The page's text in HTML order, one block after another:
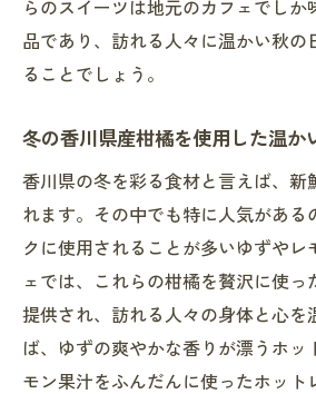
らのスイーツは地元のカフェでしか
品であり、訪れる人々に温かい秋の
ることでしょう。
冬の香川県産柑橘を使用した温か
香川県の冬を彩る食材と言えば、新
れます。その中でも特に人気がある
クに使用されることが多いゆずやレ
ェでは、これらの柑橘を贅沢に使っ
提供され、訪れる人々の身体と心を
ば、ゆずの爽やかな香りが漂うホッ
モン果汁をふんだんに使ったホット